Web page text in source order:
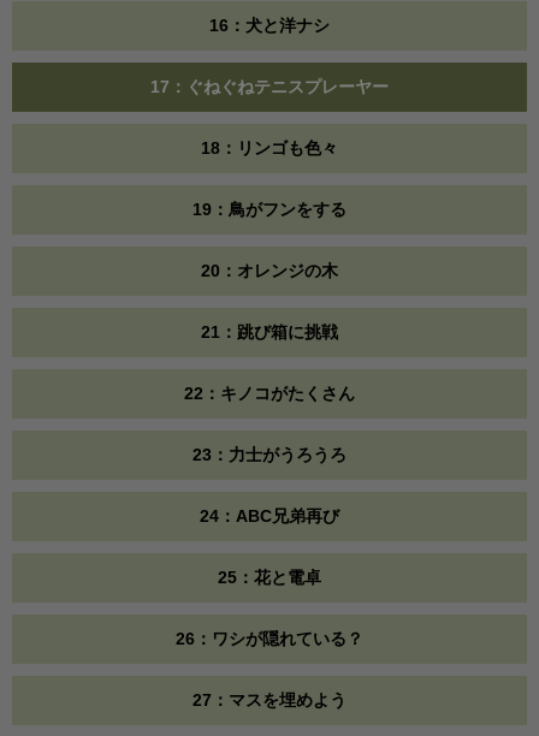
16：犬と洋ナシ
17：ぐねぐねテニスプレーヤー
18：リンゴも色々
19：鳥がフンをする
20：オレンジの木
21：跳び箱に挑戦
22：キノコがたくさん
23：力士がうろうろ
24：ABC兄弟再び
25：花と電卓
26：ワシが隠れている？
27：マスを埋めよう